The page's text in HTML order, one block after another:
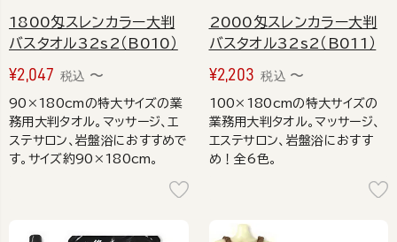
1800匁スレンカラー大判
バスタオル32s2（B010）
¥2,047 税込 〜
90×180cmの特大サイズの業
務用大判タオル。マッサージ、エ
ステサロン、岩盤浴におすすめで
す。サイズ約90×180cm。
2000匁スレンカラー大判
バスタオル32s2（B011）
¥2,203 税込 〜
100×180cmの特大サイズの
業務用大判タオル。マッサージ、
エステサロン、岩盤浴におすす
め！全6色。